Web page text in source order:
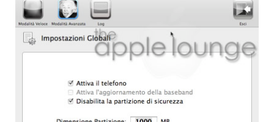
di sbloccare iPhone 3G 2.2 .